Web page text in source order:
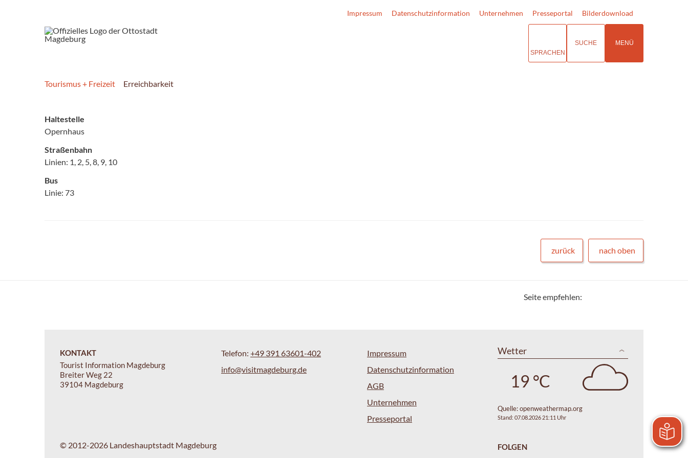
Impressum Datenschutzinformation Unternehmen Presseportal Bilderdownload
SPRACHEN
SUCHE MENÜ
Tourismus + Freizeit Erreichbarkeit
Haltestelle
Opernhaus
Straßenbahn
Linien: 1, 2, 5, 8, 9, 10
Bus
Linie: 73
zurück nach oben
Seite empfehlen:
KONTAKT
Tourist Information Magdeburg
Breiter Weg 22
39104 Magdeburg
Telefon: +49 391 63601-402
info@visitmagdeburg.de
Impressum
Datenschutzinformation
AGB
Unternehmen
Presseportal
Wetter
19 °C
Quelle:openweathermap.org
Stand: 07.08.2026 21:11 Uhr
© 2012-2026 Landeshauptstadt Magdeburg FOLGEN